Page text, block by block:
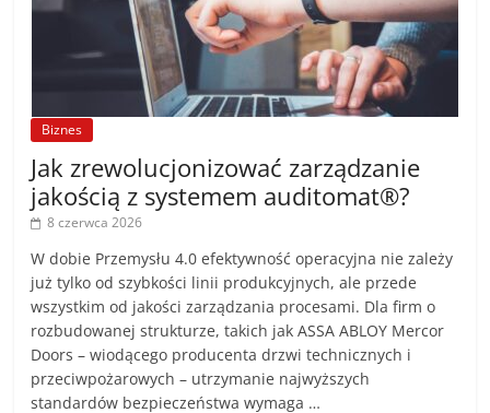
Biznes
Jak zrewolucjonizować zarządzanie
jakością z systemem auditomat®?
8 czerwca 2026
W dobie Przemysłu 4.0 efektywność operacyjna nie zależy
już tylko od szybkości linii produkcyjnych, ale przede
wszystkim od jakości zarządzania procesami. Dla firm o
rozbudowanej strukturze, takich jak ASSA ABLOY Mercor
Doors – wiodącego producenta drzwi technicznych i
przeciwpożarowych – utrzymanie najwyższych
standardów bezpieczeństwa wymaga …